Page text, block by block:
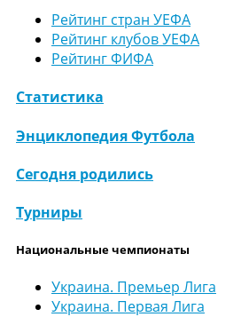
Рейтинг стран УЕФА
Рейтинг клубов УЕФА
Рейтинг ФИФА
Статистика
Энциклопедия Футбола
Сегодня родились
Турниры
Национальные чемпионаты
Украина. Премьер Лига
Украина. Первая Лига